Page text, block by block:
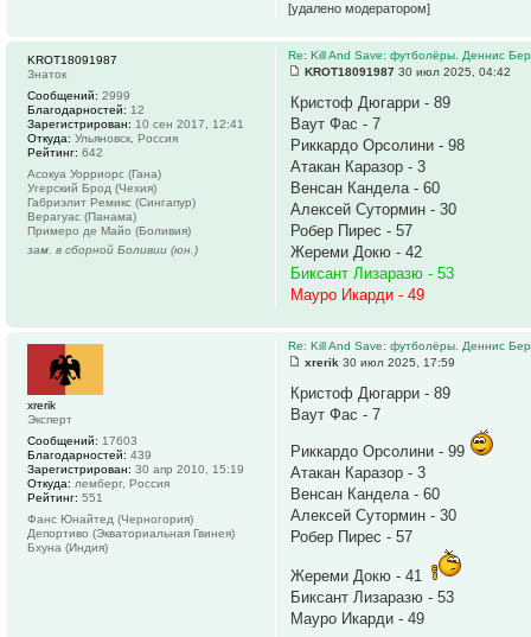
[удалено модератором]
Re: Kill And Save: футболёры. Деннис
KROT18091987 30 июл 2025, 04:42
Кристоф Дюгарри - 89
Ваут Фас - 7
Риккардо Орсолини - 98
Атакан Каразор - 3
Венсан Кандела - 60
Алексей Сутормин - 30
Робер Пирес - 57
Жереми Докю - 42
Биксант Лизаразю - 53
Мауро Икарди - 49
KROT18091987
Знаток
Сообщений: 2999
Благодарностей: 12
Зарегистрирован: 10 сен 2017, 12:41
Откуда: Ульяновск, Россия
Рейтинг: 642
Асокуа Уорриорс (Гана)
Угерский Брод (Чехия)
Габриэлит Ремикс (Сингапур)
Верагуас (Панама)
Примеро де Майо (Боливия)
зам. в сборной Боливии (юн.)
Re: Kill And Save: футболёры. Деннис
xrerik 30 июл 2025, 17:59
Кристоф Дюгарри - 89
Ваут Фас - 7
Риккардо Орсолини - 99
Атакан Каразор - 3
Венсан Кандела - 60
Алексей Сутормин - 30
Робер Пирес - 57
Жереми Докю - 41
Биксант Лизаразю - 53
Мауро Икарди - 49
xrerik
Эксперт
Сообщений: 17603
Благодарностей: 439
Зарегистрирован: 30 апр 2010, 15:19
Откуда: лемберг, Россия
Рейтинг: 551
Фанс Юнайтед (Черногория)
Депортиво (Экваториальная Гвинея)
Бхуна (Индия)